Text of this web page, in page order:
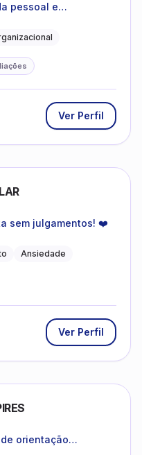
pessoal e
Ver Perfil
sem julgamentos! ❤️
Ansiedade
Ver Perfil
orientação